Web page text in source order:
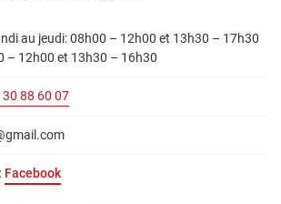
au jeudi: 08h00 – 12h00 et 13h30 – 17h30
– 12h00 et 13h30 – 16h30
30 88 60 07
Facebook